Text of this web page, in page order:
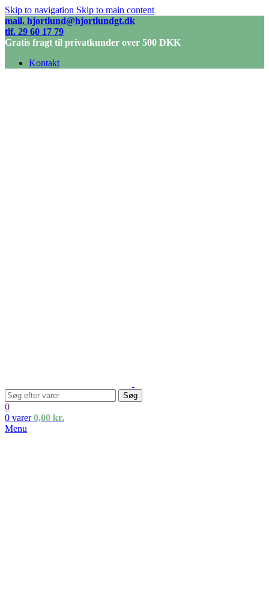
Skip to navigation Skip to main content
mail. hjortlund@hjortlundgt.dk
tlf. 29 60 17 79
Gratis fragt til privatkunder over 500 DKK
Kontakt
Søg
0
0 varer 0,00 kr.
Menu